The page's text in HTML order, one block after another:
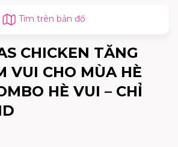
Tìm trên bản đồ
CHICKEN TĂNG
VUI CHO MÙA HÈ
HÈ VUI – CHỈ